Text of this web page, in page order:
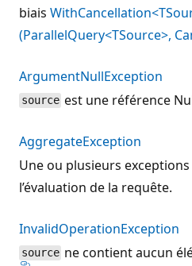
biais
(ParallelQuery<TSource>,
ArgumentNullException
source est une référence
AggregateException
Une ou plusieurs
l’évaluation de la requête.
InvalidOperationException
source ne contient aucun